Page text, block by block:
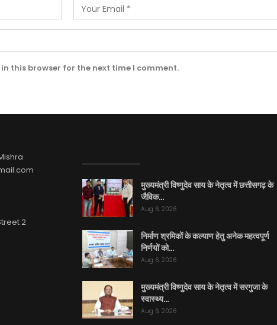
this browser for the next time I comment.
2
मुख्यमंत्री विष्णुदेव साय के नेतृत्व में छत्तीसगढ़ के
जैविक…
Aug 6, 2026
निर्माण श्रमिकों के कल्याण हेतु अनेक महत्वपूर्ण
निर्णयों को…
Aug 6, 2026
मुख्यमंत्री विष्णुदेव साय के नेतृत्व में सरगुजा के
स्वास्थ्य…
Aug 6, 2026